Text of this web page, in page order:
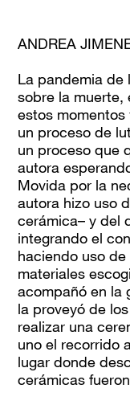
ANDREA
La pandemia de
sobre la muerte,
estos momentos
un proceso de
un proceso que
autora
Movida por la
autora hizo uso
cerámica– y del
integrando el
haciendo uso
materiales
acompañó en la
la proveyó de
realizar una
uno el recorrido
lugar donde
cerámicas